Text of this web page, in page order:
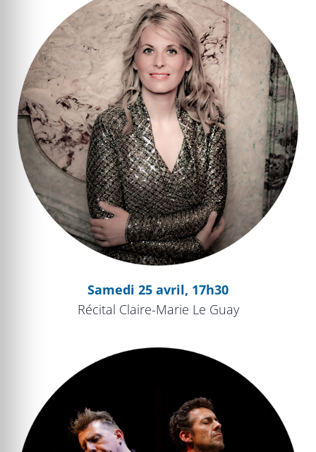
Samedi 25 avril, 17h30
Récital Claire-Marie Le Guay
Apéro-concert celtique